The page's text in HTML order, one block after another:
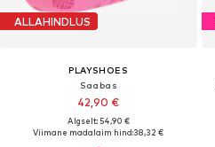
ALLAHINDLUS
PLAYSHOES
Saabas
42,90 €
Algselt: 54,90 €
Viimane madalaim hind:38,32 €